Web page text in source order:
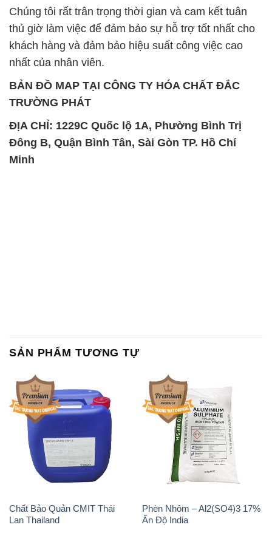
Chúng tôi rất trân trọng thời gian và cam kết tuân
thủ giờ làm việc để đảm bảo sự hỗ trợ tốt nhất cho
khách hàng và đảm bảo hiệu suất công việc cao
nhất của nhân viên.
BẢN ĐỒ MAP TẠI CÔNG TY HÓA CHẤT ĐẮC
TRƯỜNG PHÁT
ĐỊA CHỈ: 1229C Quốc lộ 1A, Phường Bình Trị
Đông B, Quận Bình Tân, Sài Gòn TP. Hồ Chí
Minh
SẢN PHẨM TƯƠNG TỰ
Chất Bảo Quản CMIT Thái
Lan Thailand
Phèn Nhôm – Al2(SO4)3 17%
Ấn Độ India